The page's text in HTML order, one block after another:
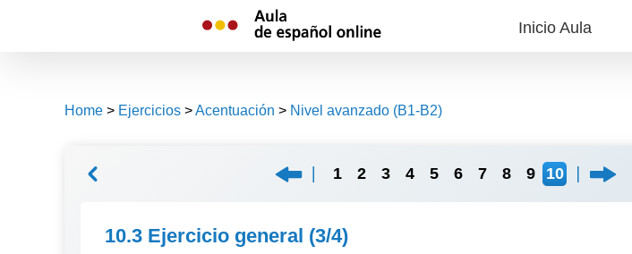
Inicio Aula
Home > Ejercicios >Acentuación > Nivel avanzado (B1-B2)
1 2 3 4 5 6 7 8 9 10
10.3 Ejercicio general (3/4)